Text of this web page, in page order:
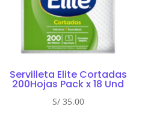
Servilleta Elite Cortadas
200Hojas Pack x 18 Und
S/35.00